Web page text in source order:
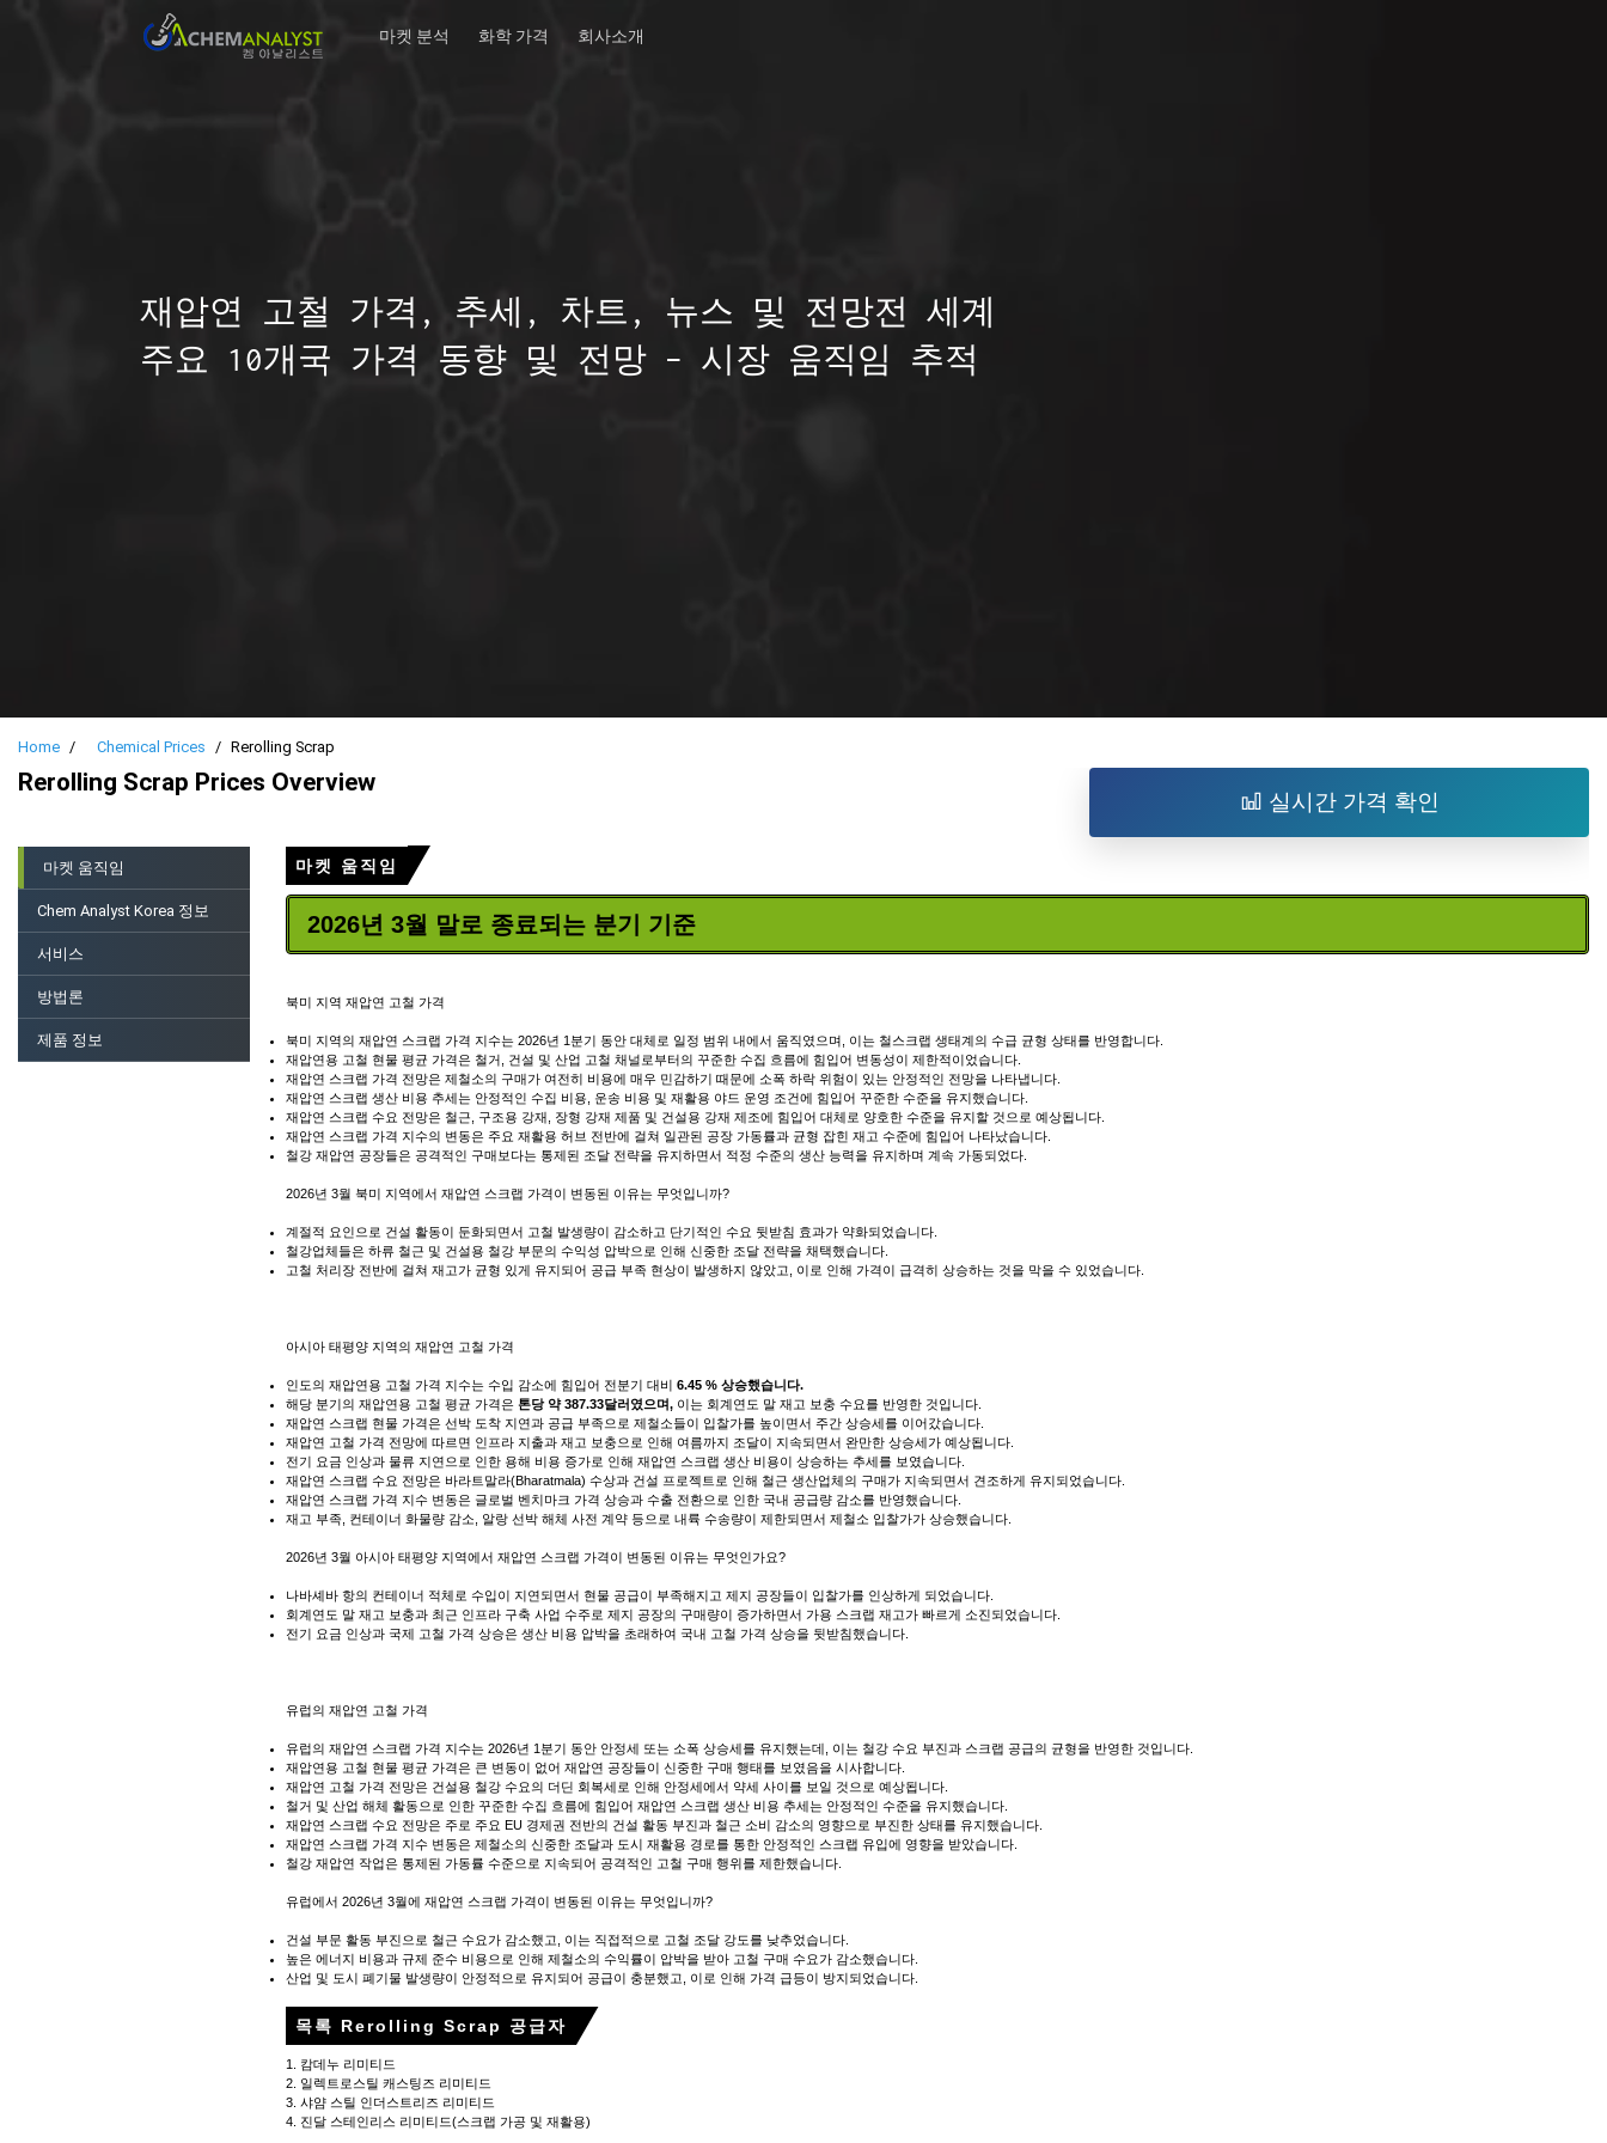
마켓 분석 화학 가격 회사소개
재압연 고철 가격, 추세, 차트, 뉴스 및 전망전 세계
주요 10개국 가격 동향 및 전망 – 시장 움직임 추적
Home Chemical Prices Rerolling Scrap
Rerolling Scrap Prices Overview
실시간 가격 확인
마켓 움직임
Chem Analyst Korea 정보
서비스
방법론
제품 정보
마켓 움직임
2026년 3월 말로 종료되는 분기 기준
북미 지역 재압연 고철 가격
북미 지역의 재압연 스크랩 가격 지수는 2026년 1분기 동안 대체로 일정 범위 내에서 움직였으며, 이는 철스크랩 생태계의 수급 균형 상태를 반영합니다.
재압연용 고철 현물 평균 가격은 철거, 건설 및 산업 고철 채널로부터의 꾸준한 수집 흐름에 힘입어 변동성이 제한적이었습니다.
재압연 스크랩 가격 전망은 제철소의 구매가 여전히 비용에 매우 민감하기 때문에 소폭 하락 위험이 있는 안정적인 전망을 나타냅니다.
재압연 스크랩 생산 비용 추세는 안정적인 수집 비용, 운송 비용 및 재활용 야드 운영 조건에 힘입어 꾸준한 수준을 유지했습니다.
재압연 스크랩 수요 전망은 철근, 구조용 강재, 장형 강재 제품 및 건설용 강재 제조에 힘입어 대체로 양호한 수준을 유지할 것으로 예상됩니다.
재압연 스크랩 가격 지수의 변동은 주요 재활용 허브 전반에 걸쳐 일관된 공장 가동률과 균형 잡힌 재고 수준에 힘입어 나타났습니다.
철강 재압연 공장들은 공격적인 구매보다는 통제된 조달 전략을 유지하면서 적정 수준의 생산 능력을 유지하며 계속 가동되었다.
2026년 3월 북미 지역에서 재압연 스크랩 가격이 변동된 이유는 무엇입니까?
계절적 요인으로 건설 활동이 둔화되면서 고철 발생량이 감소하고 단기적인 수요 뒷받침 효과가 약화되었습니다.
철강업체들은 하류 철근 및 건설용 철강 부문의 수익성 압박으로 인해 신중한 조달 전략을 채택했습니다.
고철 처리장 전반에 걸쳐 재고가 균형 있게 유지되어 공급 부족 현상이 발생하지 않았고, 이로 인해 가격이 급격히 상승하는 것을 막을 수 있었습니다.
아시아 태평양 지역의 재압연 고철 가격
인도의 재압연용 고철 가격 지수는 수입 감소에 힘입어 전분기 대비 6.45 % 상승했습니다.
해당 분기의 재압연용 고철 평균 가격은 톤당 약 387.33달러였으며, 이는 회계연도 말 재고 보충 수요를 반영한 ​​것입니다.
재압연 스크랩 현물 가격은 선박 도착 지연과 공급 부족으로 제철소들이 입찰가를 높이면서 주간 상승세를 이어갔습니다.
재압연 고철 가격 전망에 따르면 인프라 지출과 재고 보충으로 인해 여름까지 조달이 지속되면서 완만한 상승세가 예상됩니다.
전기 요금 인상과 물류 지연으로 인한 용해 비용 증가로 인해 재압연 스크랩 생산 비용이 상승하는 추세를 보였습니다.
재압연 스크랩 수요 전망은 바라트말라(Bharatmala) 수상과 건설 프로젝트로 인해 철근 생산업체의 구매가 지속되면서 견조하게 유지되었습니다.
재압연 스크랩 가격 지수 변동은 글로벌 벤치마크 가격 상승과 수출 전환으로 인한 국내 공급량 감소를 반영했습니다.
재고 부족, 컨테이너 화물량 감소, 알랑 선박 해체 사전 계약 등으로 내륙 수송량이 제한되면서 제철소 입찰가가 상승했습니다.
2026년 3월 아시아 태평양 지역에서 재압연 스크랩 가격이 변동된 이유는 무엇인가요?
나바셰바 항의 컨테이너 적체로 수입이 지연되면서 현물 공급이 부족해지고 제지 공장들이 입찰가를 인상하게 되었습니다.
회계연도 말 재고 보충과 최근 인프라 구축 사업 수주로 제지 공장의 구매량이 증가하면서 가용 스크랩 재고가 빠르게 소진되었습니다.
전기 요금 인상과 국제 고철 가격 상승은 생산 비용 압박을 초래하여 국내 고철 가격 상승을 뒷받침했습니다.
유럽의 재압연 고철 가격
유럽의 재압연 스크랩 가격 지수는 2026년 1분기 동안 안정세 또는 소폭 상승세를 유지했는데, 이는 철강 수요 부진과 스크랩 공급의 균형을 반영한 것입니다.
재압연용 고철 현물 평균 가격은 큰 변동이 없어 재압연 공장들이 신중한 구매 행태를 보였음을 시사합니다.
재압연 고철 가격 전망은 건설용 철강 수요의 더딘 회복세로 인해 안정세에서 약세 사이를 보일 것으로 예상됩니다.
철거 및 산업 해체 활동으로 인한 꾸준한 수집 흐름에 힘입어 재압연 스크랩 생산 비용 추세는 안정적인 수준을 유지했습니다.
재압연 스크랩 수요 전망은 주로 주요 EU 경제권 전반의 건설 활동 부진과 철근 소비 감소의 영향으로 부진한 상태를 유지했습니다.
재압연 스크랩 가격 지수 변동은 제철소의 신중한 조달과 도시 재활용 경로를 통한 안정적인 스크랩 유입에 영향을 받았습니다.
철강 재압연 작업은 통제된 가동률 수준으로 지속되어 공격적인 고철 구매 행위를 제한했습니다.
유럽에서 2026년 3월에 재압연 스크랩 가격이 변동된 이유는 무엇입니까?
건설 부문 활동 부진으로 철근 수요가 감소했고, 이는 직접적으로 고철 조달 강도를 낮추었습니다.
높은 에너지 비용과 규제 준수 비용으로 인해 제철소의 수익률이 압박을 받아 고철 구매 수요가 감소했습니다.
산업 및 도시 폐기물 발생량이 안정적으로 유지되어 공급이 충분했고, 이로 인해 가격 급등이 방지되었습니다.
목록 Rerolling Scrap 공급자
1. 캄데누 리미티드
2. 일렉트로스틸 캐스팅즈 리미티드
3. 샤얌 스틸 인더스트리즈 리미티드
4. 진달 스테인리스 리미티드(스크랩 가공 및 재활용)